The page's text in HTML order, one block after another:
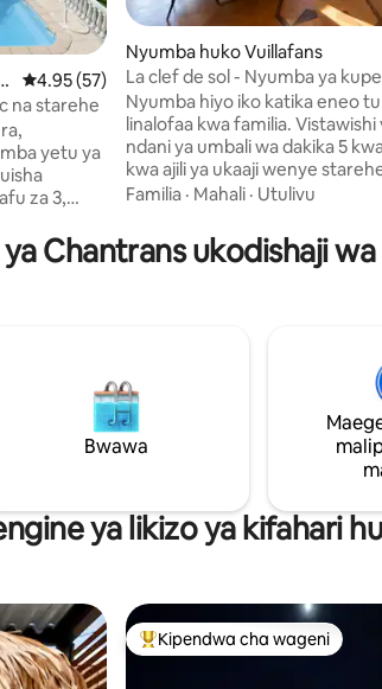
22
Ukadiriaji wa wastani wa 4.95 kati ya 5,
4.95 (57)
na starehe
yetu ya
za 3,
ya bodi
jacuzzi na
Kati ya
Nyumba huko Vuillafans
La clef de sol - Nyumba ya
yenye meza ya mchezo wa
Nyumba hiyo iko katika eneo
linalofaa kwa familia.
ndani ya umbali wa dakika 5
kwa ajili ya ukaaji wenye
unaofaa: duka la vitu
posta, daktari, mtaalamu wa
mtaalamu wa tiba ya viungo. Nyumba hii,
Familia · Mahali · Utulivu
Chantrans ukodishaji
Bwawa
ya likizo ya kifahari
Kipendwa maarufu cha wageni
Kipendwa cha wageni